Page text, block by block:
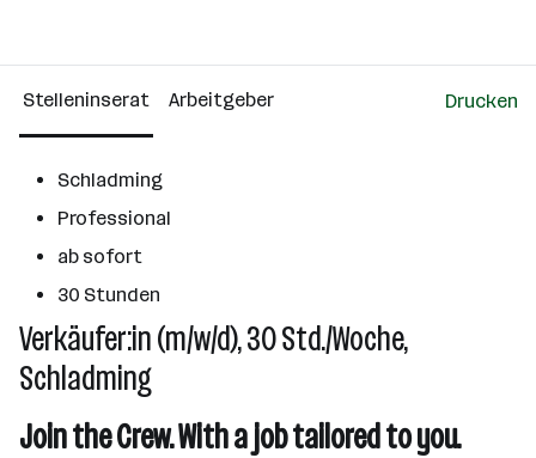
Über das Unternehmen
101 - 500 Mitarbeiter*innen
Stelleninserat Arbeitgeber Drucken
Schladming
Professional
ab sofort
30 Stunden
Verkäufer:in (m/w/d), 30 Std./Woche,
Schladming
Join the Crew. With a job tailored to you.